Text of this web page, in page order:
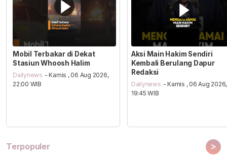
Mobil Terbakar di Dekat
Stasiun Whoosh Halim
Dailynews - Kamis , 06 Aug 2026,
22:00 WIB
Aksi Main Hakim Sendiri
Kembali Berulang Dapur
Redaksi
Dailynews - Kamis , 06 Aug 2026,
19:45 WIB
Terpopuler >